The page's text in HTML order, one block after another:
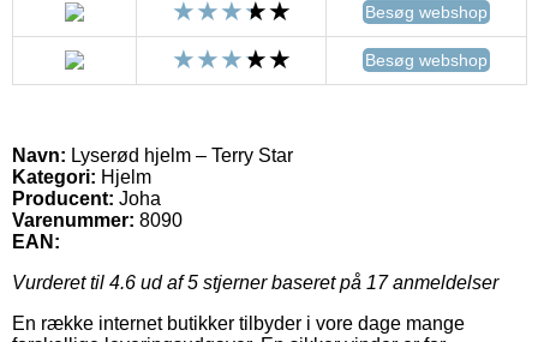
Besøg webshop
Besøg webshop
Navn: Lyserød hjelm – Terry Star
Kategori: Hjelm
Producent: Joha
Varenummer: 8090
EAN:
Vurderet til 4.6 ud af 5 stjerner baseret på 17anmeldelser
En række internet butikker tilbyder i vore dage mange